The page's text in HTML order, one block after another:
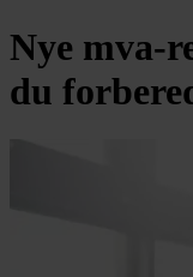
Nye mva-
du